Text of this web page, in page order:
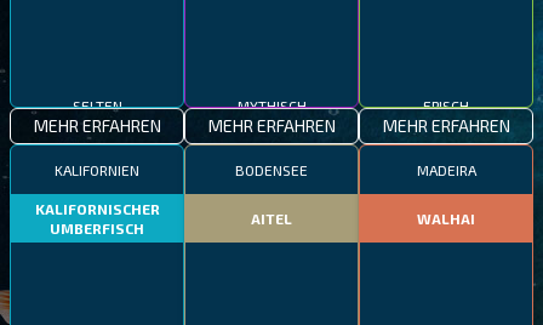
MEHR ERFAHREN MEHR ERFAHREN MEHR ERFAHREN
KALIFORNIEN
KALIFORNISCHER
UMBERFISCH
BODENSEE
AITEL
MADEIRA
WALHAI